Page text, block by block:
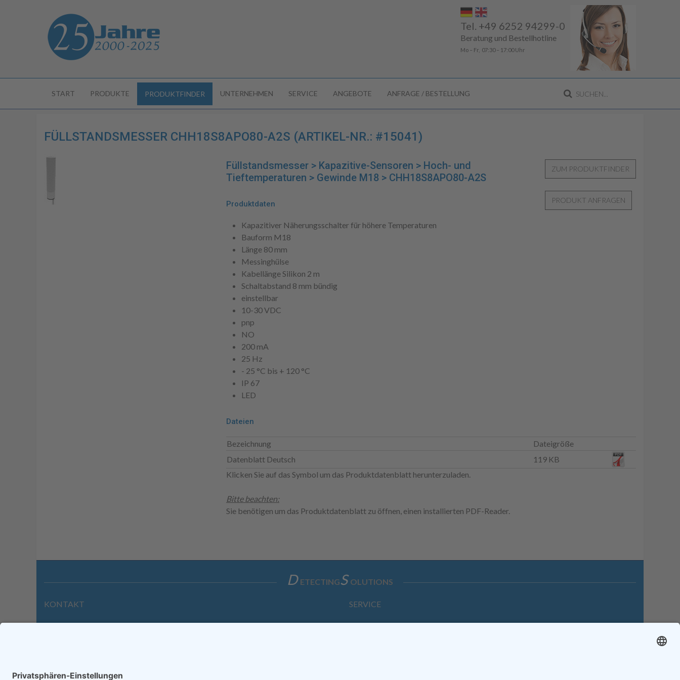
Tel. +49 6252 94299-0
Beratung und Bestellhotline
Mo – Fr, 07:30 – 17:00 Uhr
START PRODUKTE PRODUKTFINDER UNTERNEHMEN SERVICE ANGEBOTE ANFRAGE / BESTELLUNG
FÜLLSTANDSMESSER CHH18S8APO80-A2S (ARTIKEL-NR.: #15041)
Füllstandsmesser > Kapazitive-Sensoren > Hoch- und
Tieftemperaturen > Gewinde M18 > CHH18S8APO80-A2S
Produktdaten
Kapazitiver Näherungsschalter für höhere Temperaturen
Bauform M18
Länge 80 mm
Messinghülse
Kabellänge Silikon 2 m
Schaltabstand 8 mm bündig
einstellbar
10-30 VDC
pnp
NO
200 mA
25 Hz
- 25 °C bis + 120 °C
IP 67
LED
Dateien
Bezeichnung
Dateigröße
Datenblatt Deutsch
119 KB
Klicken Sie auf das Symbol um das Produktdatenblatt herunterzuladen.
Bitte beachten:
Sie benötigen um das Produktdatenblatt zu öffnen, einen installierten PDF-Reader.
D ETECTINGS OLUTIONS
KONTAKT
Wilhelmstraße 39 | 64646 Heppenheim
info@dietz-sensortechnik.de
SERVICE
Anfrage